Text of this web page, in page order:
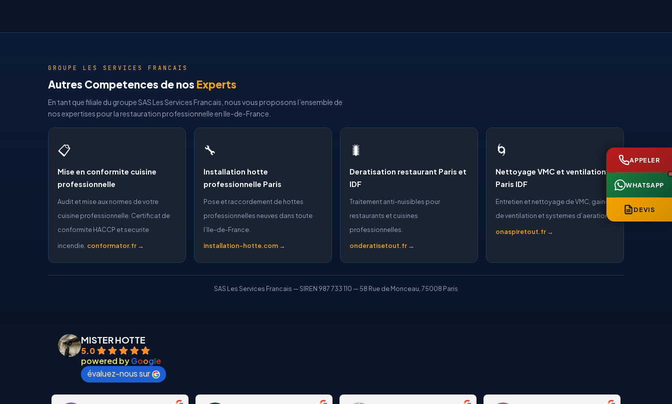
GROUPE LES SERVICES FRANCAIS
Autres Competences de nos Experts
En tant que filiale du groupe SAS Les Services Francais, nous vous proposons l’ensemble de
nos expertises pour la restauration professionnelle en Ile-de-France.
📋
Mise en conformite cuisine
professionnelle
Audit et mise aux normes de votre
cuisine professionnelle. Certificat de
conformite HACCP et securite
incendie. conformator.fr →
🔧
Installation hotte
professionnelle Paris
Pose et raccordement de hottes
professionnelles neuves dans toute
l’Ile-de-France.
installation-hotte.com →
🐛
Deratisation restaurant Paris et
IDF
Traitement anti-nuisibles pour
restaurants et cuisines
professionnelles.
onderatisetout.fr →
🌀
Nettoyage VMC et ventilation
Paris IDF
Entretien et nettoyage de VMC, gaines
de ventilation et systemes d’aeration.
onaspiretout.fr →
SAS Les Services Francais — SIREN 987 733 110 — 58 Rue de Monceau, 75008 Paris
MISTER HOTTE
5.0
powered byGoogle
évaluez-nous sur
APPELER
WHATSAPP
DEVIS